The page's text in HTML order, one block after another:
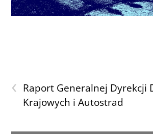
‹ Raport Generalnej Dyrekcji
Krajowych i Autostrad